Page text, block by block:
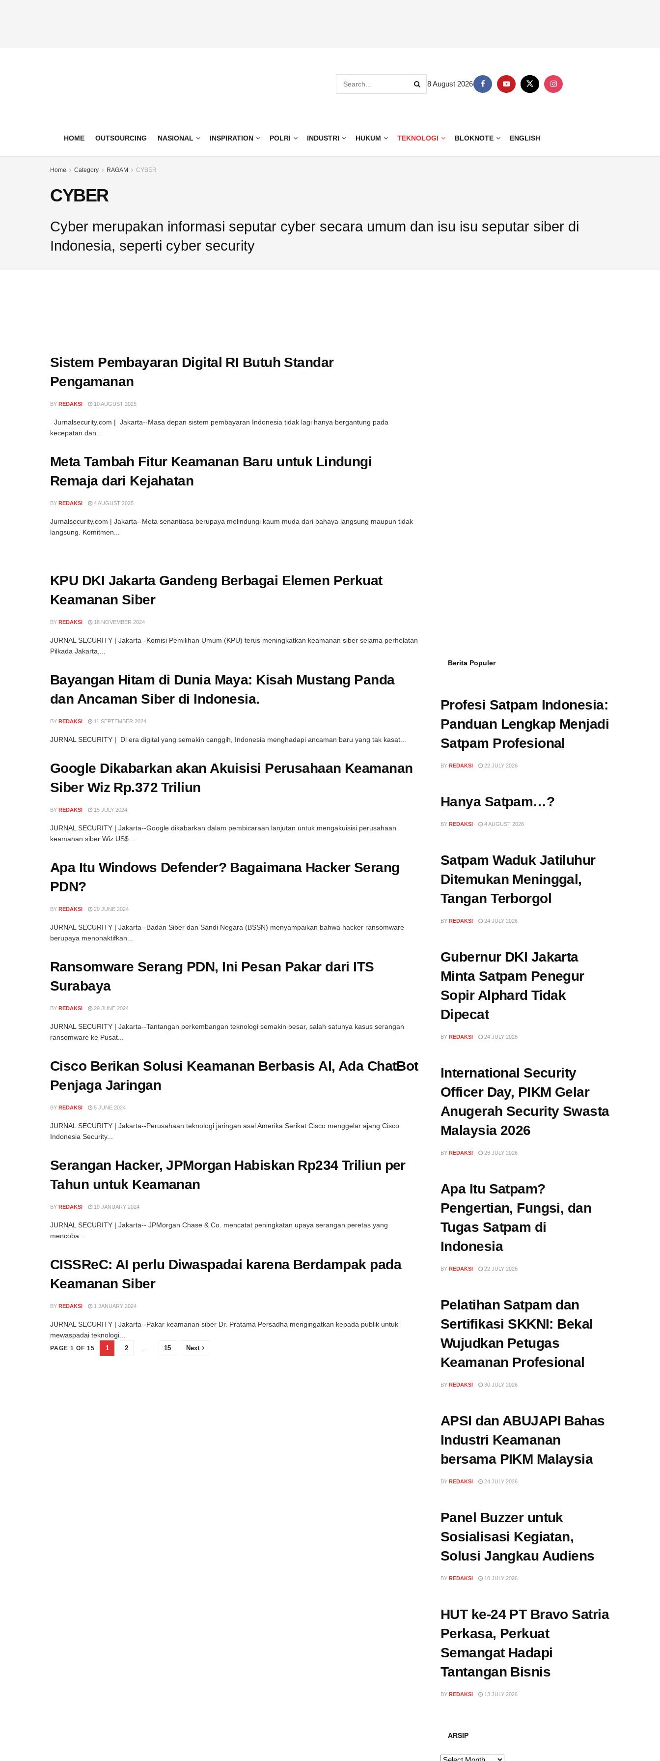
8 August 2026
HOME OUTSOURCING NASIONAL INSPIRATION POLRI INDUSTRI HUKUM TEKNOLOGI BLOKNOTE ENGLISH
Home Category RAGAM CYBER
CYBER
Cyber merupakan informasi seputar cyber secara umum dan isu isu seputar siber di
Indonesia, seperti cyber security
Kejahatan
Siber
dan
Operandi
yang
Perlu
Perusahaan
RI
Siap
Hadapi
Ancaman
Sistem Pembayaran Digital RI Butuh Standar
Pengamanan
BY REDAKSI 10 AUGUST 2025
Jurnalsecurity.com | Jakarta--Masa depan sistem pembayaran Indonesia tidak lagi hanya bergantung pada
kecepatan dan...
Meta Tambah Fitur Keamanan Baru untuk Lindungi
Remaja dari Kejahatan
BY REDAKSI 4 AUGUST 2025
Jurnalsecurity.com | Jakarta--Meta senantiasa berupaya melindungi kaum muda dari bahaya langsung maupun tidak
langsung. Komitmen...
KPU DKI Jakarta Gandeng Berbagai Elemen Perkuat
Keamanan Siber
BY REDAKSI 18 NOVEMBER 2024
JURNAL SECURITY | Jakarta--Komisi Pemilihan Umum (KPU) terus meningkatkan keamanan siber selama perhelatan
Pilkada Jakarta,...
Bayangan Hitam di Dunia Maya: Kisah Mustang Panda
dan Ancaman Siber di Indonesia.
BY REDAKSI 11 SEPTEMBER 2024
JURNAL SECURITY | Di era digital yang semakin canggih, Indonesia menghadapi ancaman baru yang tak kasat...
Google Dikabarkan akan Akuisisi Perusahaan Keamanan
Siber Wiz Rp.372 Triliun
BY REDAKSI 15 JULY 2024
JURNAL SECURITY | Jakarta--Google dikabarkan dalam pembicaraan lanjutan untuk mengakuisisi perusahaan
keamanan siber Wiz US$...
Apa Itu Windows Defender? Bagaimana Hacker Serang
PDN?
BY REDAKSI 29 JUNE 2024
JURNAL SECURITY | Jakarta--Badan Siber dan Sandi Negara (BSSN) menyampaikan bahwa hacker ransomware
berupaya menonaktifkan...
Ransomware Serang PDN, Ini Pesan Pakar dari ITS
Surabaya
BY REDAKSI 29 JUNE 2024
JURNAL SECURITY | Jakarta--Tantangan perkembangan teknologi semakin besar, salah satunya kasus serangan
ransomware ke Pusat...
Cisco Berikan Solusi Keamanan Berbasis AI, Ada ChatBot
Penjaga Jaringan
BY REDAKSI 5 JUNE 2024
JURNAL SECURITY | Jakarta--Perusahaan teknologi jaringan asal Amerika Serikat Cisco menggelar ajang Cisco
Indonesia Security...
Serangan Hacker, JPMorgan Habiskan Rp234 Triliun per
Tahun untuk Keamanan
BY REDAKSI 19 JANUARY 2024
JURNAL SECURITY | Jakarta-- JPMorgan Chase & Co. mencatat peningkatan upaya serangan peretas yang
mencoba...
CISSReC: AI perlu Diwaspadai karena Berdampak pada
Keamanan Siber
BY REDAKSI 1 JANUARY 2024
JURNAL SECURITY | Jakarta--Pakar keamanan siber Dr. Pratama Persadha mengingatkan kepada publik untuk
mewaspadai teknologi...
PAGE 1 OF 15 1 2 15 Next
Berita Populer
Profesi Satpam Indonesia:
Panduan Lengkap Menjadi
Satpam Profesional
BY REDAKSI 22 JULY 2026
Hanya Satpam…?
BY REDAKSI 4 AUGUST 2026
Satpam Waduk Jatiluhur
Ditemukan Meninggal,
Tangan Terborgol
BY REDAKSI 24 JULY 2026
Gubernur DKI Jakarta
Minta Satpam Penegur
Sopir Alphard Tidak
Dipecat
BY REDAKSI 24 JULY 2026
International Security
Officer Day, PIKM Gelar
Anugerah Security Swasta
Malaysia 2026
BY REDAKSI 26 JULY 2026
Apa Itu Satpam?
Pengertian, Fungsi, dan
Tugas Satpam di
Indonesia
BY REDAKSI 22 JULY 2026
Pelatihan Satpam dan
Sertifikasi SKKNI: Bekal
Wujudkan Petugas
Keamanan Profesional
BY REDAKSI 30 JULY 2026
APSI dan ABUJAPI Bahas
Industri Keamanan
bersama PIKM Malaysia
BY REDAKSI 24 JULY 2026
Panel Buzzer untuk
Sosialisasi Kegiatan,
Solusi Jangkau Audiens
BY REDAKSI 10 JULY 2026
HUT ke-24 PT Bravo Satria
Perkasa, Perkuat
Semangat Hadapi
Tantangan Bisnis
BY REDAKSI 13 JULY 2026
ARSIP
ARSIP